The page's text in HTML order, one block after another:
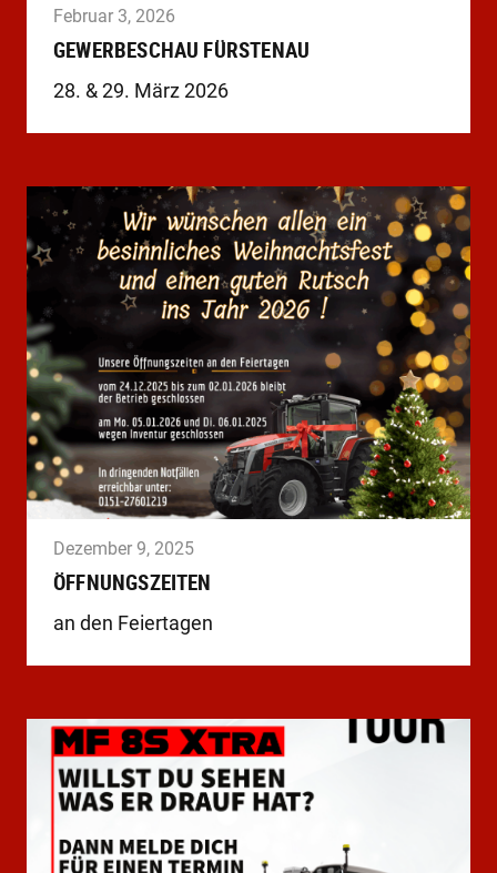
Februar 3, 2026
GEWERBESCHAU FÜRSTENAU
28. & 29. März 2026
Dezember 9, 2025
ÖFFNUNGSZEITEN
an den Feiertagen